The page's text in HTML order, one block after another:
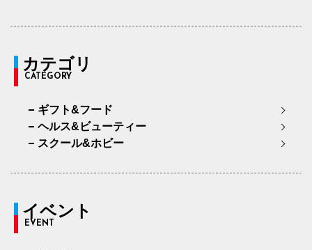
カテゴリ
CATEGORY
ギフト&フード
ヘルス&ビューティー
スクール&ホビー
イベント
EVENT